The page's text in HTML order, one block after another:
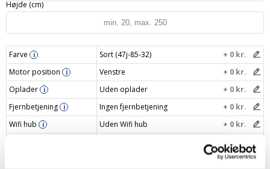
Højde (cm)
Farve i Sort (47j-85-32)
+ 0 kr.
Motor position
i Venstre
+ 0 kr.
Oplader
i Uden oplader
+ 0 kr.
Fjernbetjening
i Ingen fjernbetjening
+ 0 kr.
Wifi hub
i Uden Wifi hub
+ 0 kr.